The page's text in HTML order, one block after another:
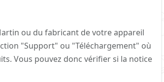
ou du fabricant de votre appareil
"Support" ou "Téléchargement" où
Vous pouvez donc vérifier si la notice